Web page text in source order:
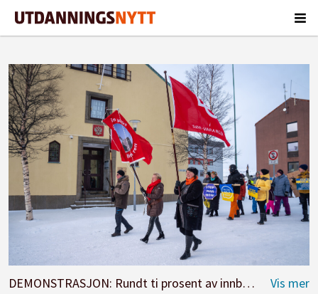
DEMONSTRASJON: Rundt ti prosent av innbyggerne i Kirkenes er russere. Også i denne byen har det vært demonstrasjoner mot Putins invasjon av Ukraina. Flere av demonstrantene ropte slagord mot president Putin og krigen da de passerte Russlands generalkonsulat i Kirkenes.